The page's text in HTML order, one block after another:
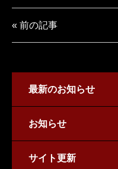
« 前の記事
最新のお知らせ
お知らせ
サイト更新